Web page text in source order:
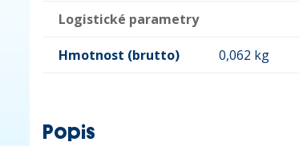
Logistické parametry
Hmotnost (brutto) 0,062 kg
Popis